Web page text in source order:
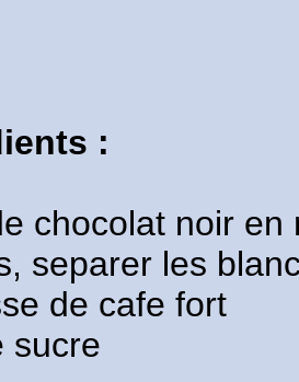
:
chocolat noir en
separer les
de cafe fort
sucre